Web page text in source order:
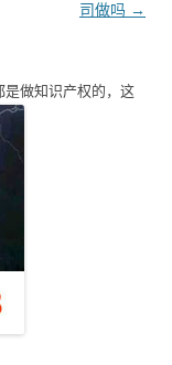
司做吗 →
是做知识产权的，这